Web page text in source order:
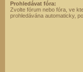
Prohledávat fóra:
Zvolte fórum nebo fóra, ve
prohledávána automaticky,